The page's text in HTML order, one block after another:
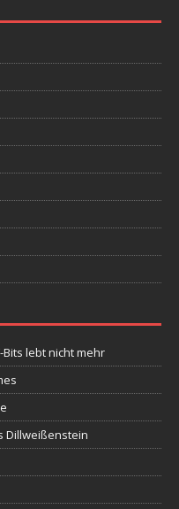
lebt nicht mehr
Dillweißenstein